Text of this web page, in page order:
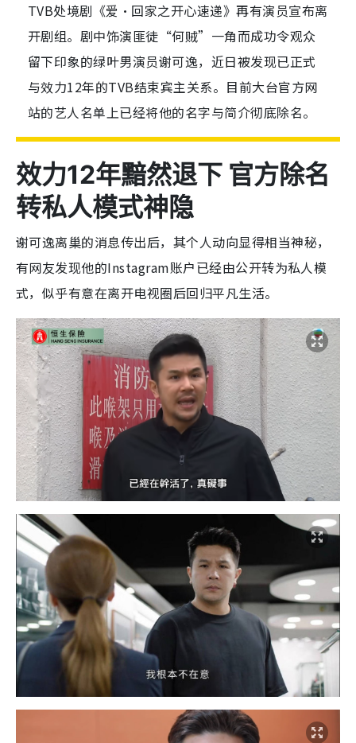
TVB处境剧《爱·回家之开心速递》再有演员宣布离
开剧组。剧中饰演匪徒“何贼”一角而成功令观众
留下印象的绿叶男演员谢可逸，近日被发现已正式
与效力12年的TVB结束宾主关系。目前大台官方网
站的艺人名单上已经将他的名字与简介彻底除名。
效力12年黯然退下 官方除名
转私人模式神隐
谢可逸离巢的消息传出后，其个人动向显得相当神秘，
有网友发现他的Instagram账户已经由公开转为私人模
式，似乎有意在离开电视圈后回归平凡生活。